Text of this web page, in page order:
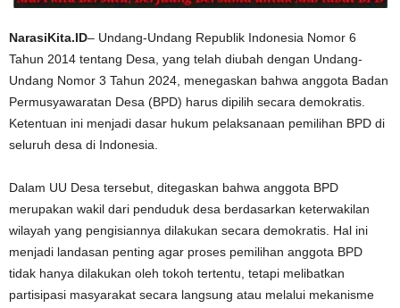
NarasiKita.ID– Undang-Undang Republik Indonesia Nomor 6
Tahun 2014 tentang Desa, yang telah diubah dengan Undang-
Undang Nomor 3 Tahun 2024, menegaskan bahwa anggota Badan
Permusyawaratan Desa (BPD) harus dipilih secara demokratis.
Ketentuan ini menjadi dasar hukum pelaksanaan pemilihan BPD di
seluruh desa di Indonesia.
Dalam UU Desa tersebut, ditegaskan bahwa anggota BPD
merupakan wakil dari penduduk desa berdasarkan keterwakilan
wilayah yang pengisiannya dilakukan secara demokratis. Hal ini
menjadi landasan penting agar proses pemilihan anggota BPD
tidak hanya dilakukan oleh tokoh tertentu, tetapi melibatkan
partisipasi masyarakat secara langsung atau melalui mekanisme